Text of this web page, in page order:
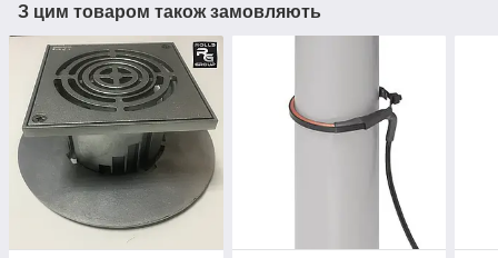
З цим товаром також замовляють